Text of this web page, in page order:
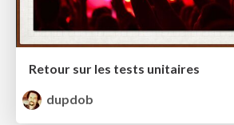
Retour sur les tests unitaires
dupdob